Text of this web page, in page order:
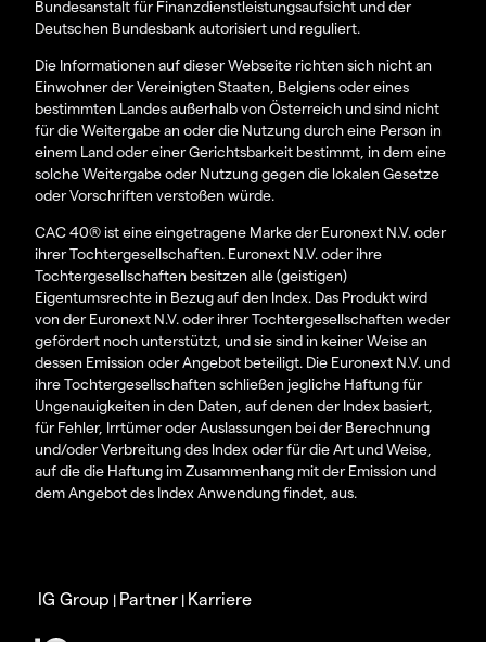
Bundesanstalt für Finanzdienstleistungsaufsicht und der
Deutschen Bundesbank autorisiert und reguliert.
Die Informationen auf dieser Webseite richten sich nicht an
Einwohner der Vereinigten Staaten, Belgiens oder eines
bestimmten Landes außerhalb von Österreich und sind nicht
für die Weitergabe an oder die Nutzung durch eine Person in
einem Land oder einer Gerichtsbarkeit bestimmt, in dem eine
solche Weitergabe oder Nutzung gegen die lokalen Gesetze
oder Vorschriften verstoßen würde.
CAC 40® ist eine eingetragene Marke der Euronext N.V. oder
ihrer Tochtergesellschaften. Euronext N.V. oder ihre
Tochtergesellschaften besitzen alle (geistigen)
Eigentumsrechte in Bezug auf den Index. Das Produkt wird
von der Euronext N.V. oder ihrer Tochtergesellschaften weder
gefördert noch unterstützt, und sie sind in keiner Weise an
dessen Emission oder Angebot beteiligt. Die Euronext N.V. und
ihre Tochtergesellschaften schließen jegliche Haftung für
Ungenauigkeiten in den Daten, auf denen der Index basiert,
für Fehler, Irrtümer oder Auslassungen bei der Berechnung
und/oder Verbreitung des Index oder für die Art und Weise,
auf die die Haftung im Zusammenhang mit der Emission und
dem Angebot des Index Anwendung findet, aus.
IG Group | Partner | Karriere